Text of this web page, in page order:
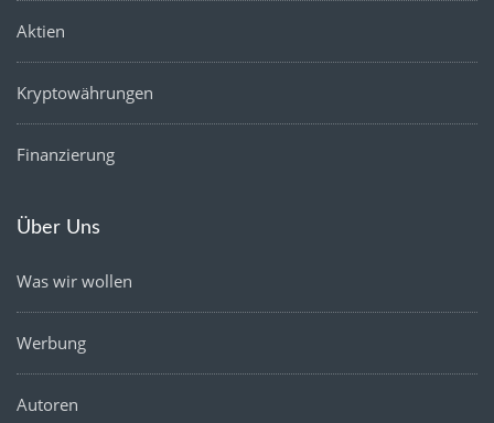
Aktien
Kryptowährungen
Finanzierung
Über Uns
Was wir wollen
Werbung
Autoren